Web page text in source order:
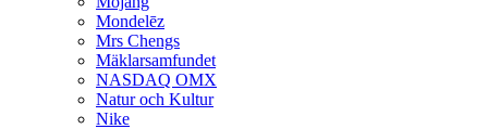
Mondelēz
Mrs Chengs
Mäklarsamfundet
NASDAQ OMX
Natur och Kultur
Nike